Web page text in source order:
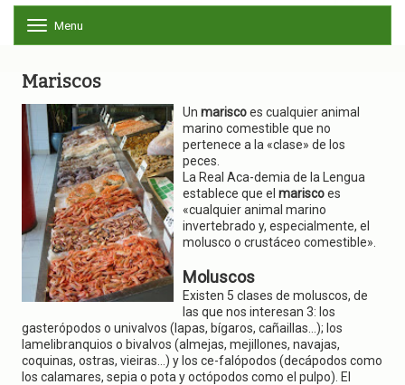
o
e
n
a
v
i
g
a
t
i
n
Menu
Mariscos
Un mariscoes cualquier animal
marino comestible que no
pertenece a la «clase» de los
peces.
La Real Aca-demia de la Lengua
establece que el mariscoes
«cualquier animal marino
invertebrado y, especialmente, el
molusco o crustáceo comestible».
Moluscos
Existen 5 clases de moluscos, de
las que nos interesan 3: los
gasterópodos o univalvos (lapas, bígaros, cañaillas…); los
lamelibranquios o bivalvos (almejas, mejillones, navajas,
coquinas, ostras, vieiras...) y los ce-falópodos (decápodos como
los calamares, sepia o pota y octópodos como el pulpo). El